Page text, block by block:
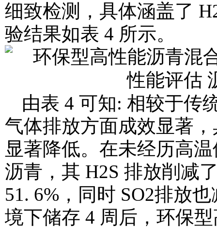
细致检测，具体涵盖了
验结果如表 4 所示。
由表 4 可知: 相较于传
气体排放方面成效显著
显著降低。在未经历高
沥青，其 H2S 排放削减
51. 6%，同时 SO2排放
境下储存 4 周后，环保